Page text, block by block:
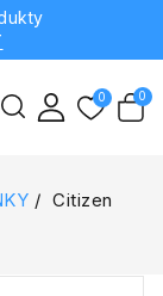
Citizen